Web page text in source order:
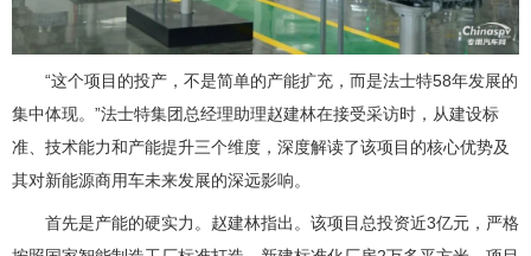
“这个项目的投产，不是简单的产能扩充，而是法士特58年发展的
集中体现。”法士特集团总经理助理赵建林在接受采访时，从建设标
准、技术能力和产能提升三个维度，深度解读了该项目的核心优势及
其对新能源商用车未来发展的深远影响。
首先是产能的硬实力。赵建林指出。该项目总投资近3亿元，严格